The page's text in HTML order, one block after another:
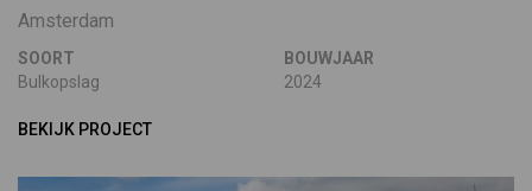
Amsterdam
SOORT
Bulkopslag
BOUWJAAR
2024
BEKIJK PROJECT